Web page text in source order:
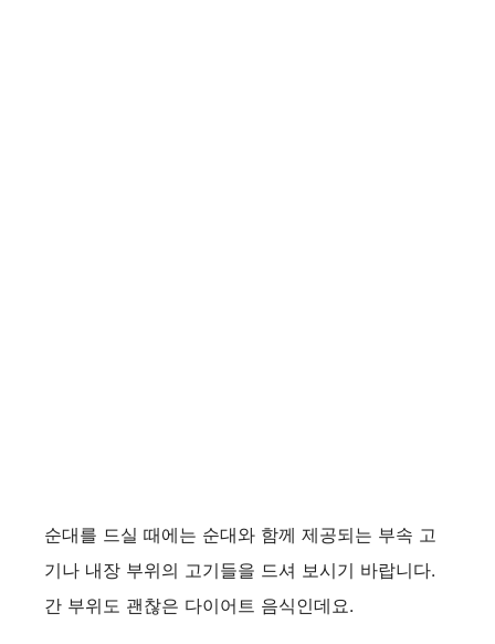
순대를 드실 때에는 순대와 함께 제공되는 부속 고
기나 내장 부위의 고기들을 드셔 보시기 바랍니다.
간 부위도 괜찮은 다이어트 음식인데요.